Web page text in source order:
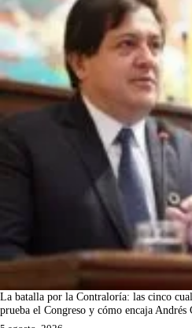
La batalla por la Contraloría: las cinco
prueba el Congreso y cómo encaja Andrés